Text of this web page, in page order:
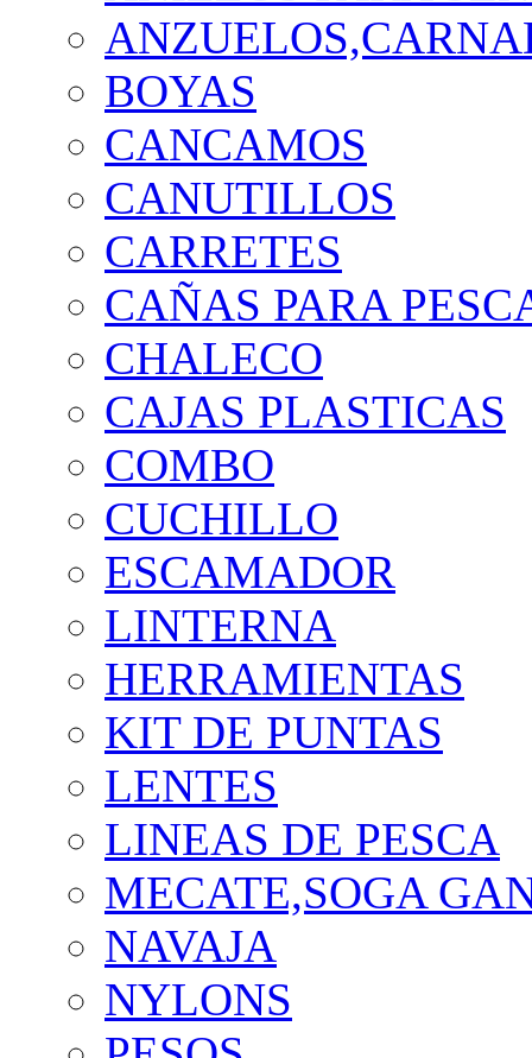
BOYAS
CANCAMOS
CANUTILLOS
CARRETES
CAÑAS PARA
CHALECO
CAJAS PLASTICAS
COMBO
CUCHILLO
ESCAMADOR
LINTERNA
HERRAMIENTAS
KIT DE PUNTAS
LENTES
LINEAS DE PESCA
MECATE,SOGA
NAVAJA
NYLONS